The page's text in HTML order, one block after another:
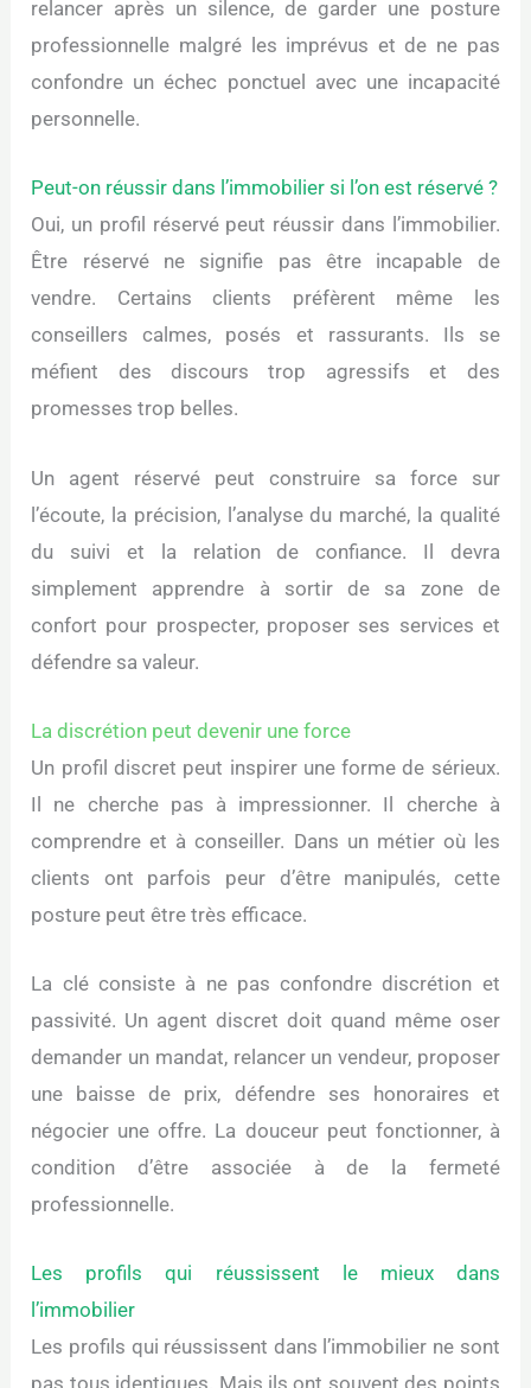
relancer après un silence, de garder une posture
professionnelle malgré les imprévus et de ne pas
confondre un échec ponctuel avec une incapacité
personnelle.
Peut-on réussir dans l’immobilier si l’on est réservé ?
Oui, un profil réservé peut réussir dans l’immobilier.
Être réservé ne signifie pas être incapable de
vendre. Certains clients préfèrent même les
conseillers calmes, posés et rassurants. Ils se
méfient des discours trop agressifs et des
promesses trop belles.
Un agent réservé peut construire sa force sur
l’écoute, la précision, l’analyse du marché, la qualité
du suivi et la relation de confiance. Il devra
simplement apprendre à sortir de sa zone de
confort pour prospecter, proposer ses services et
défendre sa valeur.
La discrétion peut devenir une force
Un profil discret peut inspirer une forme de sérieux.
Il ne cherche pas à impressionner. Il cherche à
comprendre et à conseiller. Dans un métier où les
clients ont parfois peur d’être manipulés, cette
posture peut être très efficace.
La clé consiste à ne pas confondre discrétion et
passivité. Un agent discret doit quand même oser
demander un mandat, relancer un vendeur, proposer
une baisse de prix, défendre ses honoraires et
négocier une offre. La douceur peut fonctionner, à
condition d’être associée à de la fermeté
professionnelle.
Les profils qui réussissent le mieux dans
l’immobilier
Les profils qui réussissent dans l’immobilier ne sont